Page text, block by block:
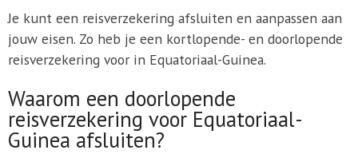
Je kunt een reisverzekering afsluiten en aanpassen aan
jouw eisen. Zo heb je een kortlopende- en doorlopende
reisverzekering voor in Equatoriaal-Guinea.
Waarom een doorlopende
reisverzekering voor Equatoriaal-
Guinea afsluiten?